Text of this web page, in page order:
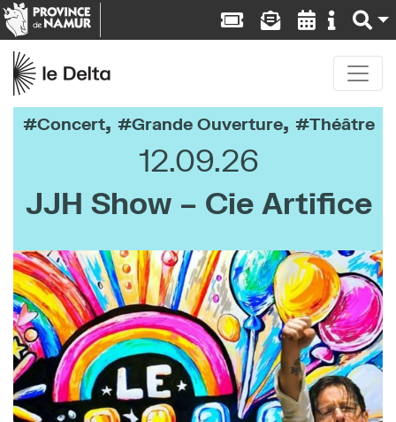
Concert, Grande Ouverture, Théâtre
12.09.26
JJH Show – Cie Artifice